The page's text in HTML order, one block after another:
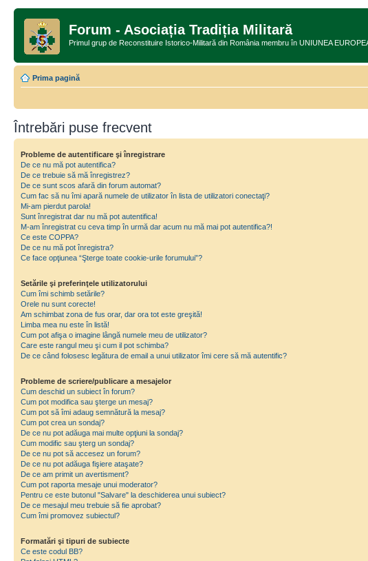
Forum - Asociația Tradiția Militară
Primul grup de Reconstituire Istorico-Militară din România membru în UNIUNEA
Prima pagină
Întrebări puse frecvent
Probleme de autentificare şi înregistrare
De ce nu mă pot autentifica?
De ce trebuie să mă înregistrez?
De ce sunt scos afară din forum automat?
Cum fac să nu îmi apară numele de utilizator în lista de utilizatori conectaţi?
Mi-am pierdut parola!
Sunt înregistrat dar nu mă pot autentifica!
M-am înregistrat cu ceva timp în urmă dar acum nu mă mai pot autentifica?!
Ce este COPPA?
De ce nu mă pot înregistra?
Ce face opţiunea “Şterge toate cookie-urile forumului”?
Setările şi preferinţele utilizatorului
Cum îmi schimb setările?
Orele nu sunt corecte!
Am schimbat zona de fus orar, dar ora tot este greşită!
Limba mea nu este în listă!
Cum pot afişa o imagine lângă numele meu de utilizator?
Care este rangul meu şi cum il pot schimba?
De ce când folosesc legătura de email a unui utilizator îmi cere să mă autentific?
Probleme de scriere/publicare a mesajelor
Cum deschid un subiect în forum?
Cum pot modifica sau şterge un mesaj?
Cum pot să îmi adaug semnătură la mesaj?
Cum pot crea un sondaj?
De ce nu pot adăuga mai multe opţiuni la sondaj?
Cum modific sau şterg un sondaj?
De ce nu pot să accesez un forum?
De ce nu pot adăuga fişiere ataşate?
De ce am primit un avertisment?
Cum pot raporta mesaje unui moderator?
Pentru ce este butonul "Salvare" la deschiderea unui subiect?
De ce mesajul meu trebuie să fie aprobat?
Cum îmi promovez subiectul?
Formatări şi tipuri de subiecte
Ce este codul BB?